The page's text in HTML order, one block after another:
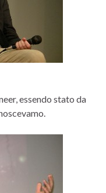
essendo stato da